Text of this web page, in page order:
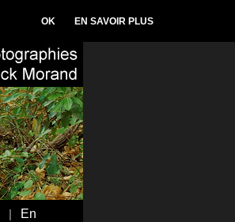
En
OK EN SAVOIR PLUS